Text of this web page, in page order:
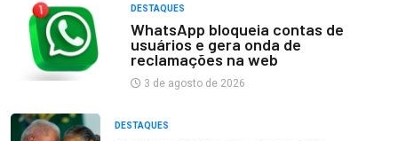
DESTAQUES
WhatsApp bloqueia contas de
usuários e gera onda de
reclamações na web
3 de agosto de 2026
DESTAQUES